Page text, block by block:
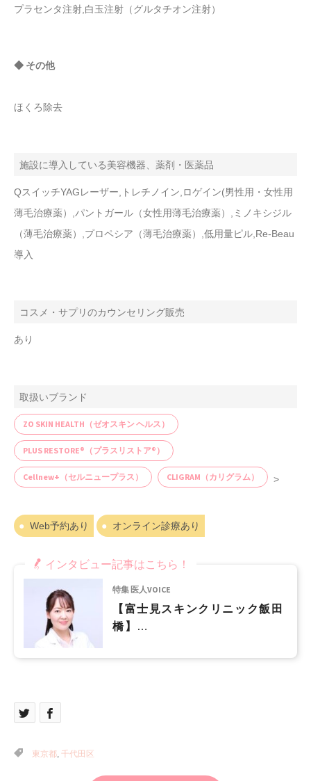
プラセンタ注射,白玉注射（グルタチオン注射）
◆ その他
ほくろ除去
施設に導入している美容機器、薬剤・医薬品
QスイッチYAGレーザー,トレチノイン,ロゲイン(男性用・女性用
薄毛治療薬）,パントガール（女性用薄毛治療薬）,ミノキシジル
（薄毛治療薬）,プロペシア（薄毛治療薬）,低用量ピル,Re-Beau
導入
コスメ・サプリのカウンセリング販売
あり
取扱いブランド
ZO SKIN HEALTH（ゼオスキン ヘルス）
PLUS RESTORE®（プラスリストア®）
Cellnew+（セルニュープラス） CLIGRAM（カリグラム） >
Web予約あり オンライン診療あり
インタビュー記事はこちら！
特集 医人VOICE
【富士見スキンクリニック飯田
橋】
のもと、皮膚科専門医が患者様
東京都, 千代田区